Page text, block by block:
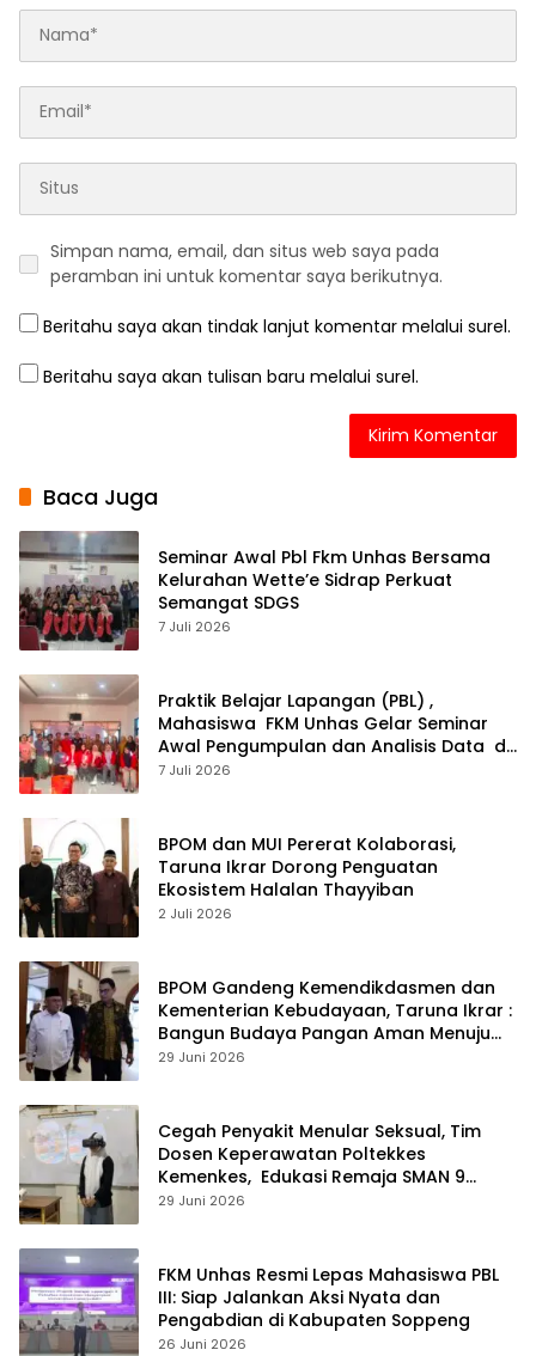
Simpan nama, email, dan situs web saya pada
peramban ini untuk komentar saya berikutnya.
Beritahu saya akan tindak lanjut komentar melalui surel.
Beritahu saya akan tulisan baru melalui surel.
Baca Juga
Seminar Awal Pbl Fkm Unhas Bersama
Kelurahan Wette’e Sidrap Perkuat
Semangat SDGS
7 Juli 2026
Praktik Belajar Lapangan (PBL) ,
Mahasiswa FKM Unhas Gelar Seminar
Awal Pengumpulan dan Analisis Data di
Kelurahan Amparita Sidrap
7 Juli 2026
BPOM dan MUI Pererat Kolaborasi,
Taruna Ikrar Dorong Penguatan
Ekosistem Halalan Thayyiban
2 Juli 2026
BPOM Gandeng Kemendikdasmen dan
Kementerian Kebudayaan, Taruna Ikrar :
Bangun Budaya Pangan Aman Menuju
Indonesia Emas 2045
29 Juni 2026
Cegah Penyakit Menular Seksual, Tim
Dosen Keperawatan Poltekkes
Kemenkes, Edukasi Remaja SMAN 9
Menggunakan
29 Juni 2026
FKM Unhas Resmi Lepas Mahasiswa PBL
III: Siap Jalankan Aksi Nyata dan
Pengabdian di Kabupaten Soppeng
26 Juni 2026